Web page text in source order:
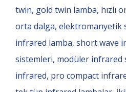
twin, gold twin lamba, hızlı
orta dalga, elektromanyetik
infrared lamba, short wave
sistemleri, modüler infrared
infrared, pro compact